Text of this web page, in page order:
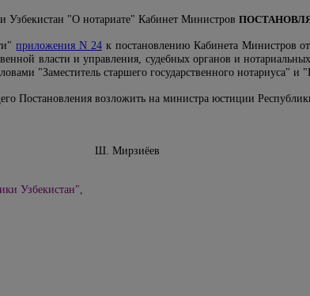
Узбекистан "О нотариате" Кабинет Министров
приложения N 24 к постановлению Кабинета Министров
власти и управления, судебных органов и
"Заместитель старшего государственного нотариуса"
Постановления возложить на министра юстиции
Ш. Мирзиёев
Узбекистан",